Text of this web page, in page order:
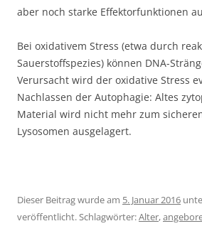
aber noch starke Effektorfunktionen
Bei oxidativem Stress (etwa durch
Sauerstoffspezies) können DNA-
Verursacht wird der oxidative Stress
Nachlassen der Autophagie: Altes
Material wird nicht mehr zum
Lysosomen ausgelagert.
Dieser Beitrag wurde am 5. Januar 2016
veröffentlicht. Schlagwörter:Alter,